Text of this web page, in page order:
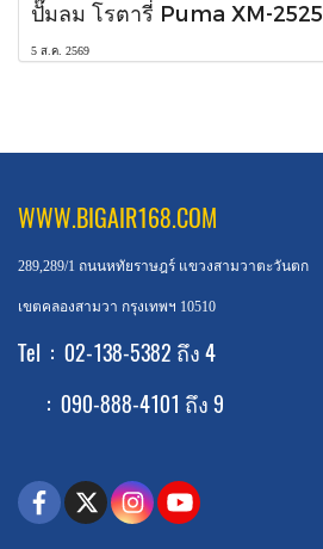
ปั๊มลม โรตารี่ Puma XM-2525
5 ส.ค. 2569
WWW.BIGAIR168.COM
289,289/1 ถนนหทัยราษฎร์ แขวงสามวาตะวันตก
เขตคลองสามวา กรุงเทพฯ 10510
Tel : 02-138-5382 ถึง 4
: 090-888-4101 ถึง 9